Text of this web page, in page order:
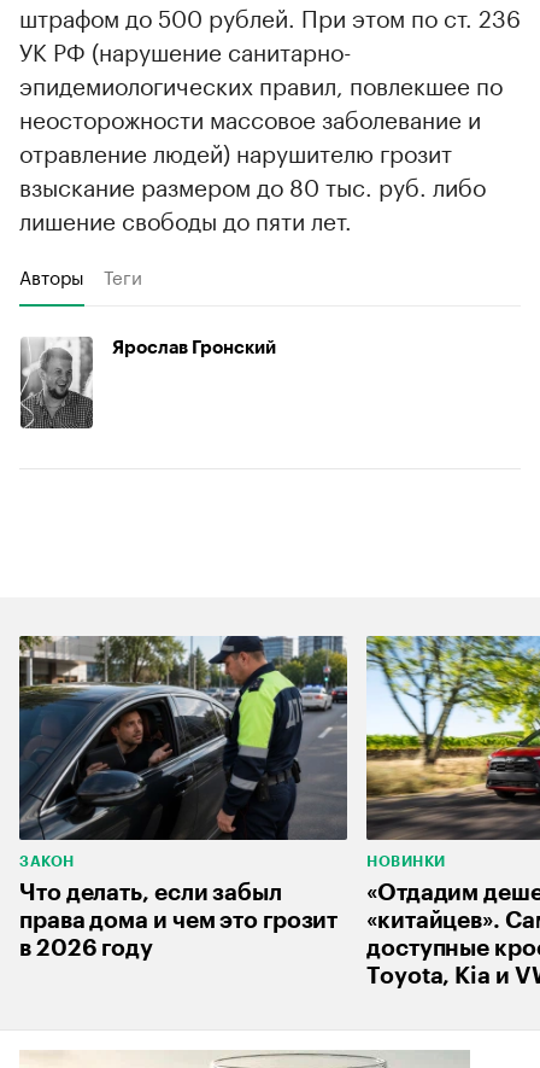
штрафом до 500 рублей. При этом по ст. 236
УК РФ (нарушение санитарно-
эпидемиологических правил, повлекшее по
неосторожности массовое заболевание и
отравление людей) нарушителю грозит
взыскание размером до 80 тыс. руб. либо
лишение свободы до пяти лет.
Авторы Теги
Ярослав Гронский
ЗАКОН
Что делать, если забыл
права дома и чем это грозит
в 2026 году
НОВИНКИ
«Отдадим
«китайцев».
доступные
Toyota, Kia и